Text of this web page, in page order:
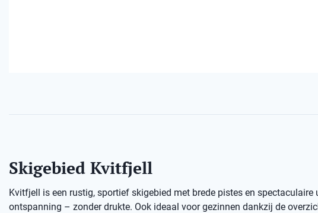
Skigebied Kvitfjell
Kvitfjell is een rustig, sportief skigebied met brede pistes en
ontspanning – zonder drukte. Ook ideaal voor gezinnen dankzij de